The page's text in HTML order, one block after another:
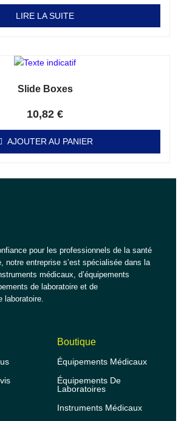
LIRE LA SUITE
Slide Boxes
10,82 €
AJOUTER AU PANIER
pour les professionnels de la santé
notre entreprise s’est spécialisée dans la
médicaux, d’équipements
de laboratoire et de
laboratoire.
Boutique
Équipements Médicaux
Équipements De
Laboratoires
Instruments Médicaux